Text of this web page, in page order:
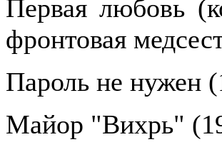
Первая любовь
фронтовая
Пароль не нужен
Майор "Вихрь"